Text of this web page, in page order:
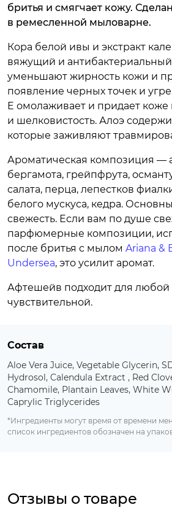
бритья и смягчает кожу.
в ремесленной мыловарне.
Кора белой ивы и экстракт
вяжущий и
уменьшают жирность кожи и
появление черных точек и
E омолаживает и придает коже
и шелковистость. Алоэ
которые заживляют
Ароматическая композиция —
бергамота, грейпфрута,
салата, перца, лепестков
белого мускуса, кедра.
свежесть. Если вам по душе
парфюмерные композиции,
после бритья с мылом Ariana &
Undersea, это усилит аромат.
Афтешейв подходит для любой
чувствительной.
Состав
Aloe Vera Juice, Vegetable Glycerin,
Hydrosol, Calendula Extract , Red
Chamomile, Plantain Leaves, White
Caprylic Triglycerides
*Ингредиенты могут время от времени
список ингредиентов обозначен на
Отзывы о товаре